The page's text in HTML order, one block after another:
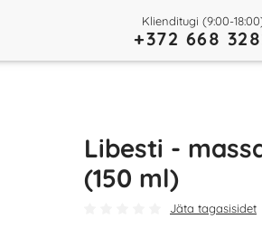
Klienditugi (9:00-
+372 668
Libesti -
(150 ml)
Jäta tagasisidet